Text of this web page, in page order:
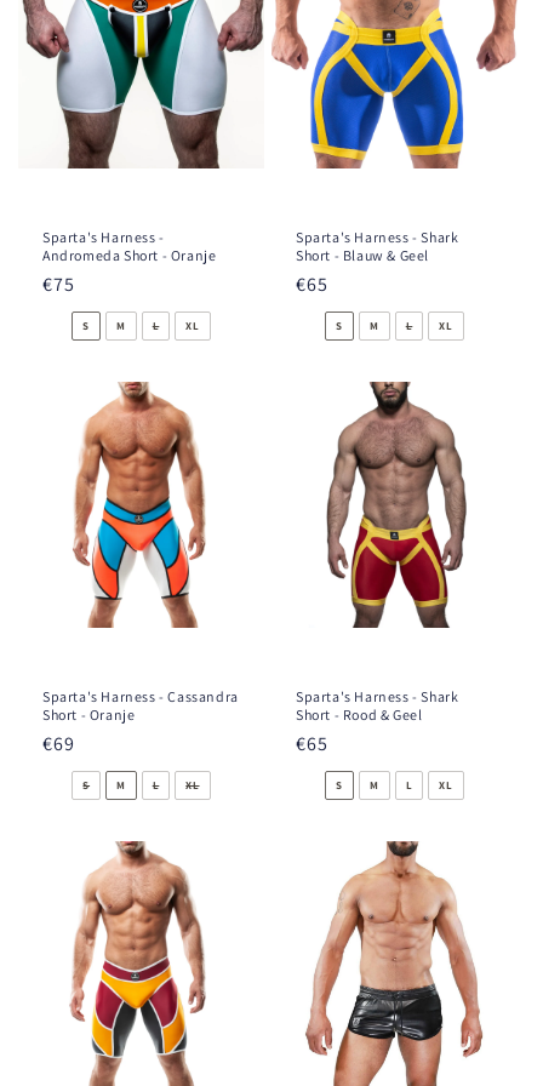
Sparta's Harness -
Andromeda Short - Oranje
Prix
habituel
€75
S M L XL
Sparta's Harness - Shark
Short - Blauw & Geel
Prix
habituel
€65
S M L XL
Sparta's Harness - Cassandra
Short - Oranje
Prix
habituel
€69
S M L XL
Sparta's Harness - Shark
Short - Rood & Geel
Prix
habituel
€65
S M L XL